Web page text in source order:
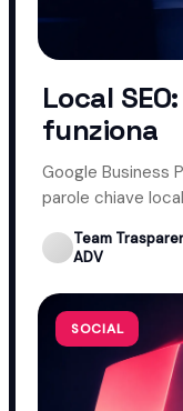
Local
funziona
Google Business
parole chiave
Team
ADV
SOCIAL